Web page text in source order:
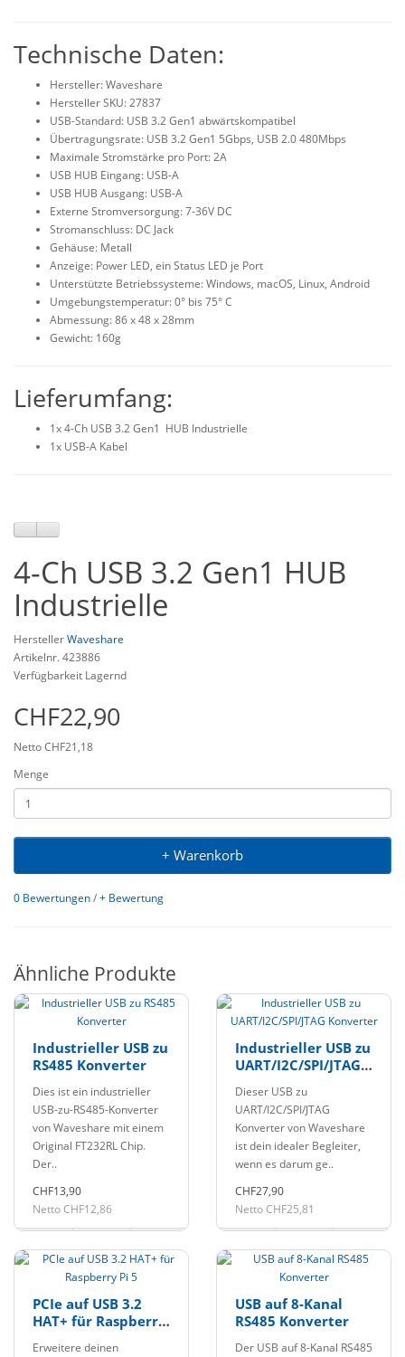
Technische Daten:
Hersteller: Waveshare
Hersteller SKU: 27837
USB-Standard: USB 3.2 Gen1 abwärtskompatibel
Übertragungsrate: USB 3.2 Gen1 5Gbps, USB 2.0 480Mbps
Maximale Stromstärke pro Port: 2A
USB HUB Eingang: USB-A
USB HUB Ausgang: USB-A
Externe Stromversorgung: 7-36V DC
Stromanschluss: DC Jack
Gehäuse: Metall
Anzeige: Power LED, ein Status LED je Port
Unterstützte Betriebssysteme: Windows, macOS, Linux, Android
Umgebungstemperatur: 0° bis 75° C
Abmessung: 86 x 48 x 28mm
Gewicht: 160g
Lieferumfang:
1x 4-Ch USB 3.2 Gen1 HUB Industrielle
1x USB-A Kabel
4-Ch USB 3.2 Gen1 HUB
Industrielle
HerstellerWaveshare
Artikelnr. 423886
Verfügbarkeit Lagernd
CHF22,90
Netto CHF21,18
Menge
+ Warenkorb
0 Bewertungen/+ Bewertung
Ähnliche Produkte
Industrieller USB zu
RS485 Konverter
Dies ist ein industrieller
USB-zu-RS485-Konverter
von Waveshare mit einem
Original FT232RL Chip.
Der..
CHF13,90
Netto CHF12,86
Industrieller USB zu
UART/I2C/SPI/JTAG
Dieser USB zu
UART/I2C/SPI/JTAG
Konverter von Waveshare
ist dein idealer Begleiter,
wenn es darum ge..
CHF27,90
Netto CHF25,81
PCIe auf USB 3.2
HAT+ für Raspberry
Erweitere deinen
USB auf 8-Kanal
RS485 Konverter
Der USB auf 8-Kanal RS485